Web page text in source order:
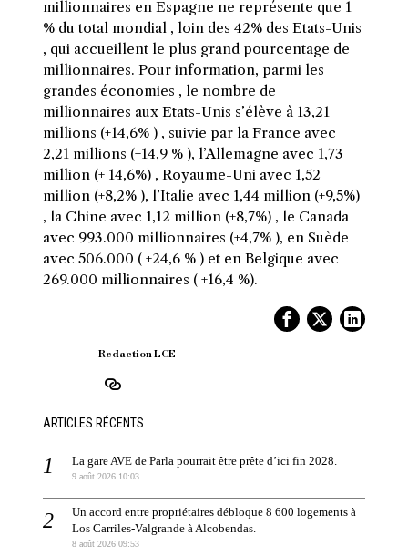
millionnaires en Espagne ne représente que 1
% du total mondial , loin des 42% des Etats-Unis
, qui accueillent le plus grand pourcentage de
millionnaires. Pour information, parmi les
grandes économies , le nombre de
millionnaires aux Etats-Unis s’élève à 13,21
millions (+14,6% ) , suivie par la France avec
2,21 millions (+14,9 % ), l’Allemagne avec 1,73
million (+ 14,6%) , Royaume-Uni avec 1,52
million (+8,2% ), l’Italie avec 1,44 million (+9,5%)
, la Chine avec 1,12 million (+8,7%) , le Canada
avec 993.000 millionnaires (+4,7% ), en Suède
avec 506.000 ( +24,6 % ) et en Belgique avec
269.000 millionnaires ( +16,4 %).
Redaction LCE
ARTICLES RÉCENTS
La gare AVE de Parla pourrait être prête d’ici fin 2028.
9 août 2026 10:03
Un accord entre propriétaires débloque 8 600 logements à
Los Carriles-Valgrande à Alcobendas.
8 août 2026 09:53